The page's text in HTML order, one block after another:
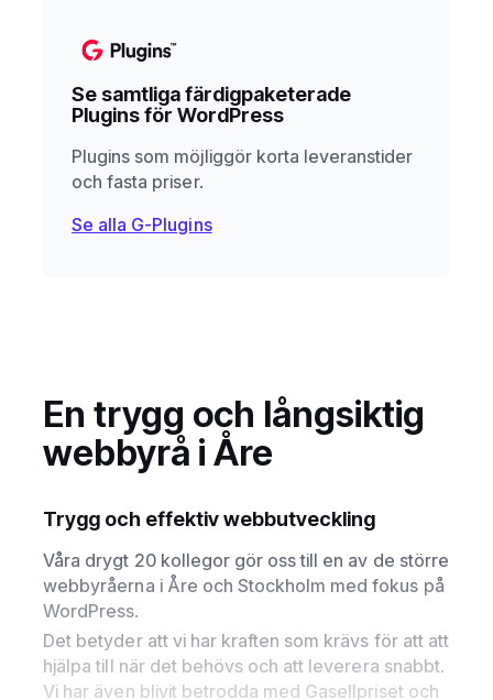
Se samtliga färdigpaketerade
Plugins för WordPress
Plugins som möjliggör korta leveranstider
och fasta priser.
Se alla G-Plugins
En trygg och långsiktig
webbyrå i Åre
Trygg och effektiv webbutveckling
Våra drygt 20 kollegor gör oss till en av de större
webbyråerna i Åre och Stockholm med fokus på
WordPress.
Det betyder att vi har kraften som krävs för att att
hjälpa till när det behövs och att leverera snabbt.
Vi har även blivit betrodda med Gasellpriset och